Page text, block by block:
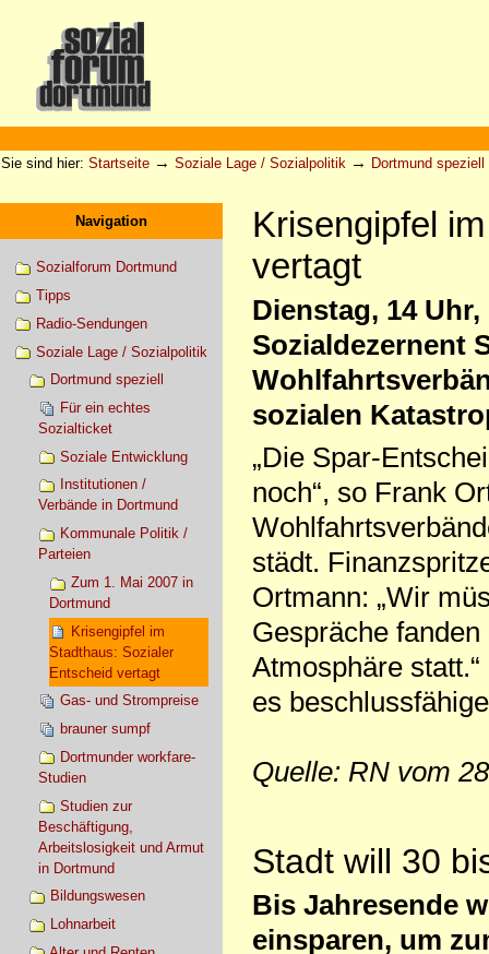
Werkzeuge
Sie sind hier: Startseite → Soziale Lage / Sozialpolitik → Dortmund speziell
Navigation
Sozialforum Dortmund
Tipps
Radio-Sendungen
Soziale Lage / Sozialpolitik
Dortmund speziell
Für ein echtes
Sozialticket
Soziale Entwicklung
Institutionen /
Verbände in Dortmund
Kommunale Politik /
Parteien
Zum 1. Mai 2007 in
Dortmund
Krisengipfel im
Stadthaus: Sozialer
Entscheid vertagt
Gas- und Strompreise
brauner sumpf
Dortmunder workfare-
Studien
Studien zur
Beschäftigung,
Arbeitslosigkeit und Armut
in Dortmund
Bildungswesen
Lohnarbeit
Krisengipfel
vertagt
Dienstag, 14
Sozialdezernent
sozialen
„Die Spar-
noch“, so Frank
städt.
Ortmann: „Wir
Gespräche
Atmosphäre
es
Quelle: RN vom
Stadt will 30
Bis Jahresende
einsparen, um